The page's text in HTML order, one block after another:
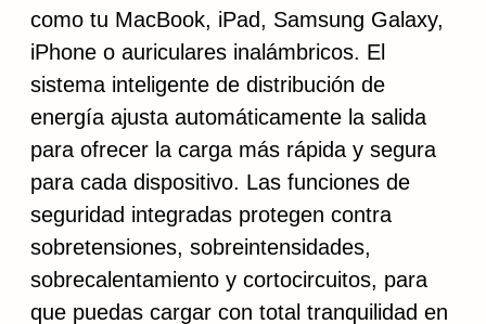
como tu MacBook, iPad, Samsung Galaxy,
iPhone o auriculares inalámbricos. El
sistema inteligente de distribución de
energía ajusta automáticamente la salida
para ofrecer la carga más rápida y segura
para cada dispositivo. Las funciones de
seguridad integradas protegen contra
sobretensiones, sobreintensidades,
sobrecalentamiento y cortocircuitos, para
que puedas cargar con total tranquilidad en